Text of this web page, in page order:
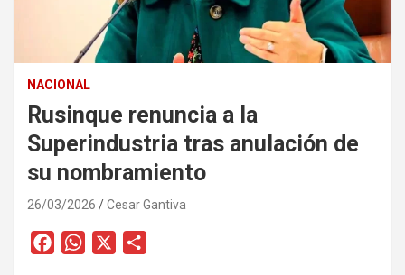
NACIONAL
Rusinque renuncia a la
Superindustria tras anulación de
su nombramiento
26/03/2026 Cesar Gantiva
W